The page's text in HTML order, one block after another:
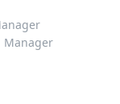
Manager